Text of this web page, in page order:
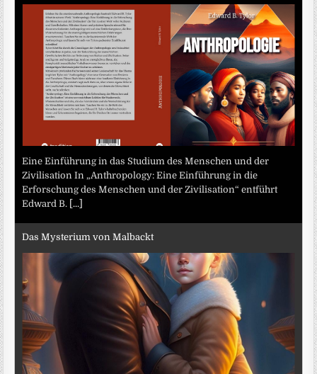
Eine Einführung in das Studium des Menschen und der
Zivilisation In „Anthropology: Eine Einführung in die
Erforschung des Menschen und der Zivilisation“ entführt
Edward B. [...]
Das Mysterium von Malbackt